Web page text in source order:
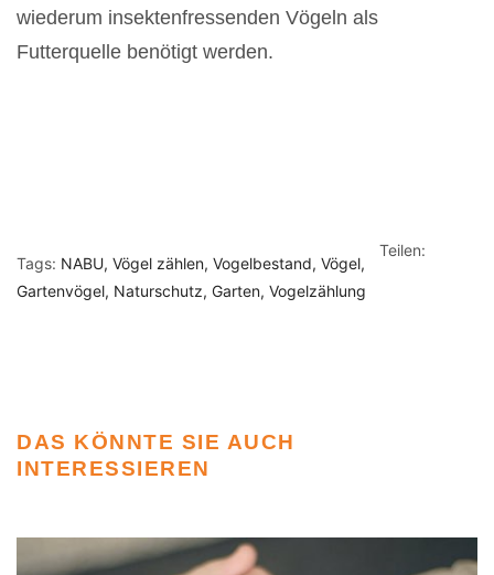
wiederum insektenfressenden Vögeln als
Futterquelle benötigt werden.
Tags: NABU Vögel zählen Vogelbestand Vögel
Gartenvögel Naturschutz Garten Vogelzählung
Teilen:
DAS KÖNNTE SIE AUCH
INTERESSIEREN